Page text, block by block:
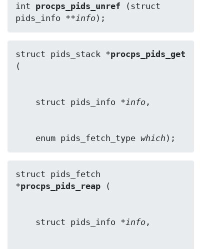
int procps_pids_unref (struct
pids_info **info);
struct pids_stack *procps_pids_get
    struct pids_info *
info
    enum pids_fetch_type
which );
struct pids_fetch
*procps_pids_reap
    struct pids_info *
info